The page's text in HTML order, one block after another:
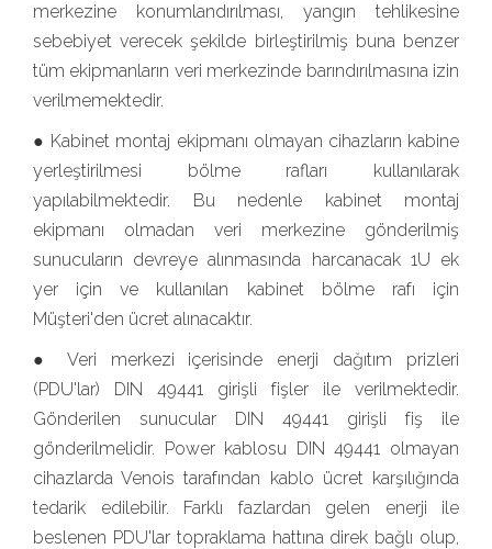
merkezine konumlandırılması, yangın tehlikesine
sebebiyet verecek şekilde birleştirilmiş buna benzer
tüm ekipmanların veri merkezinde barındırılmasına izin
verilmemektedir.
● Kabinet montaj ekipmanı olmayan cihazların kabine
yerleştirilmesi bölme rafları kullanılarak
yapılabilmektedir. Bu nedenle kabinet montaj
ekipmanı olmadan veri merkezine gönderilmiş
sunucuların devreye alınmasında harcanacak 1U ek
yer için ve kullanılan kabinet bölme rafı için
Müşteri'den ücret alınacaktır.
● Veri merkezi içerisinde enerji dağıtım prizleri
(PDU'lar) DIN 49441 girişli fişler ile verilmektedir.
Gönderilen sunucular DIN 49441 girişli fiş ile
gönderilmelidir. Power kablosu DIN 49441 olmayan
cihazlarda Venois tarafından kablo ücret karşılığında
tedarik edilebilir. Farklı fazlardan gelen enerji ile
beslenen PDU'lar topraklama hattına direk bağlı olup,